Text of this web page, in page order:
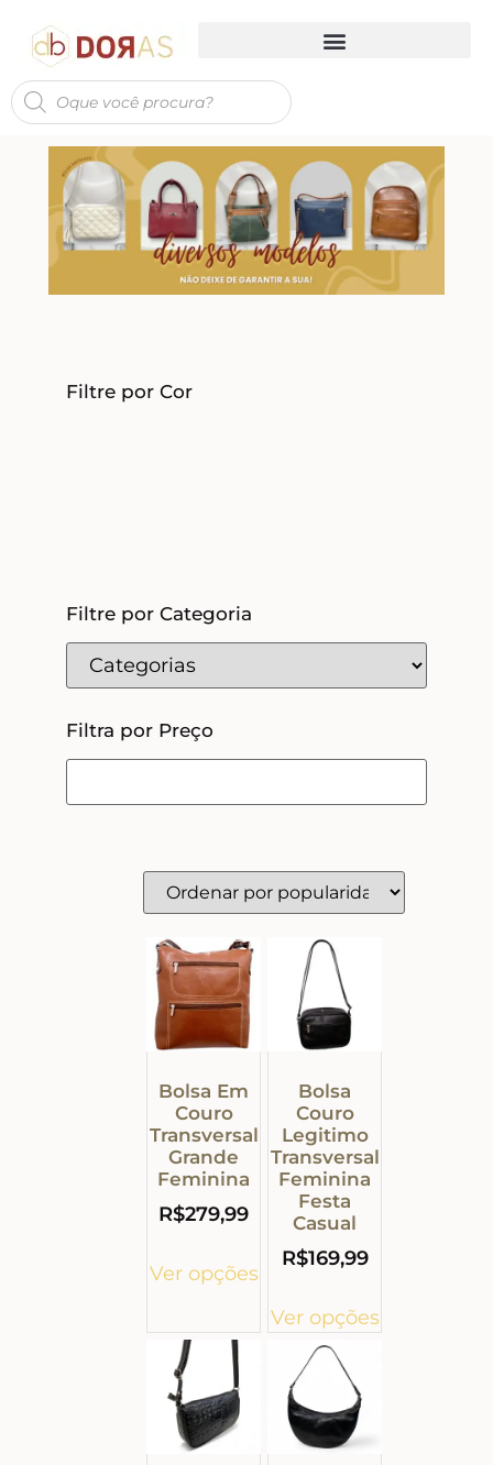
Filtre por Cor
Filtre por Categoria
Filtra por Preço
Bolsa Em
Couro
Transversal
Grande
Feminina
R$279,99
Ver opções
Bolsa
Couro
Legitimo
Transversal
Feminina
Festa
Casual
R$169,99
Ver opções